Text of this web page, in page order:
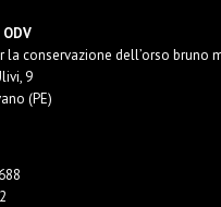
la conservazione dell’orso bruno
9
(PE)